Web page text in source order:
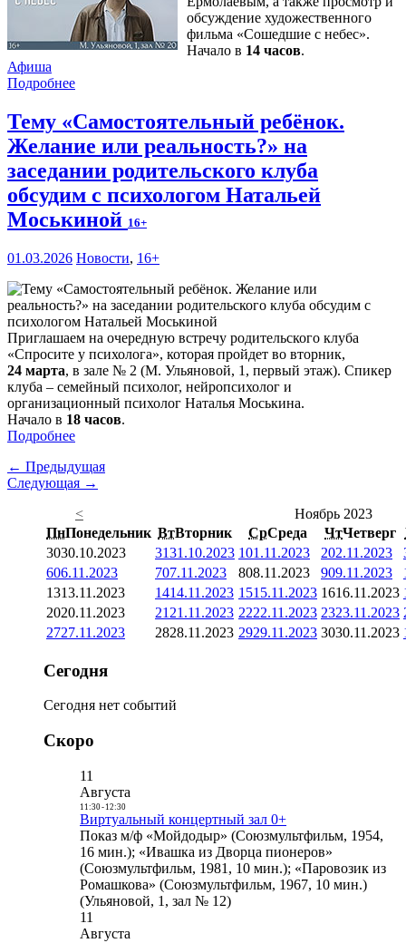
обсуждение художественного
фильма «Сошедшие с небес».
Начало в 14 часов.
Афиша
Подробнее
Тему «Самостоятельный ребёнок.
Желание или реальность?» на
заседании родительского клуба
обсудим с психологом Натальей
Моськиной 16+
01.03.2026 Новости, 16+
Приглашаем на очередную встречу родительского клуба
«Спросите у психолога», которая пройдет во вторник,
24 марта, в зале № 2 (М. Ульяновой, 1, первый этаж). Спикер
клуба – семейный психолог, нейропсихолог и
организационный психолог Наталья Моськина.
Начало в 18 часов.
Подробнее
← Предыдущая
Следующая →
<
Ноябрь 2023
ПнПонедельник ВтВторник СрСреда ЧтЧетверг
3030.10.2023 3131.10.2023 101.11.2023 202.11.2023
606.11.2023 707.11.2023 808.11.2023 909.11.2023
1313.11.2023 1414.11.2023 1515.11.2023 1616.11.2023
2020.11.2023 21 21.11.2023 2222.11.2023 2323.11.2023
2727.11.2023 2828.11.2023 2929.11.2023 3030.11.2023
Сегодня
Сегодня нет событий
Скоро
11
Августа
11:30- 12:30
Виртуальный концертный зал 0+
Показ м/ф «Мойдодыр» (Союзмультфильм, 1954,
16 мин.); «Ивашка из Дворца пионеров»
(Союзмультфильм, 1981, 10 мин.); «Паровозик из
Ромашкова» (Союзмультфильм, 1967, 10 мин.)
(Ульяновой, 1, зал № 12)
11
Августа